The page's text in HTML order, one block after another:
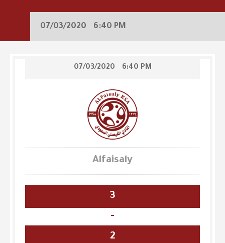
07/03/2020 6:40 PM
07/03/2020 6:40 PM
Alfaisaly
3
-
2